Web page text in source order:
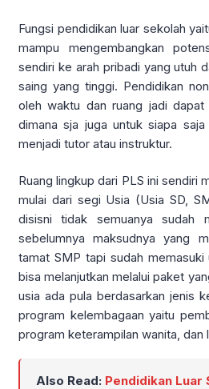
Fungsi pendidikan luar sekolah
mampu mengembangkan
sendiri ke arah pribadi yang utuh
saing yang tinggi. Pendidikan
oleh waktu dan ruang jadi dapat
dimana sja juga untuk siapa
menjadi tutor atau instruktur.
Ruang lingkup dari PLS ini sendiri
mulai dari segi Usia (Usia SD,
disisni tidak semuanya sudah
sebelumnya maksudnya yang
tamat SMP tapi sudah
bisa melanjutkan melalui paket
usia ada pula berdasarkan jenis
program kelembagaan yaitu
program keterampilan wanita, dan
Also Read: Pendidikan Luar